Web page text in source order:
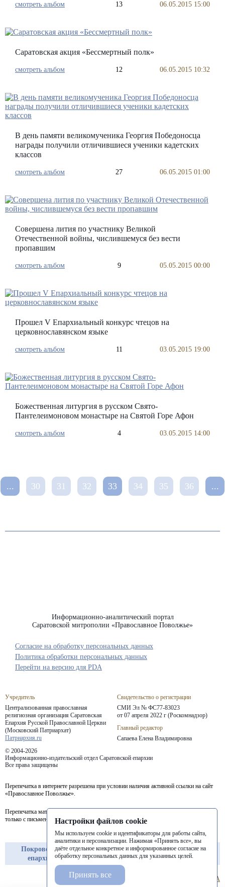
смотреть альбом 13 06.05.2015 15:00
Cаратовская акция «Бессмертный полк»
смотреть альбом 12 06.05.2015 10:32
В день памяти великомученика Георгия Победоносца
награды получили отличившиеся ученики кадетских
классов
смотреть альбом 27 06.05.2015 01:00
Совершена лития по участнику Великой
Отечественной войны, числившемуся без вести
пропавшим
смотреть альбом 9 05.05.2015 00:00
Прошел V Епархиальный конкурс чтецов на
церковнославянском языке
смотреть альбом 11 03.05.2015 19:00
Божественная литургия в русском Свято-
Пантелеимоновом монастыре на Святой Горе Афон
смотреть альбом 4 03.05.2015 14:00
... 30 31 32 33 34 35 36 ...
Информационно-аналитический портал
Саратовской митрополии «Православное Поволжье»
Учредитель
Централизованная православная
религиозная организация Саратовская
Епархия Русской Православной Церкви
(Московский Патриархат)
Патриархия.ru
Свидетельство о регистрации
СМИ Эл № ФС77-83023
от 07 апреля 2022 г (Роскомнадзор)
Главный редактор
Сапаева Елена Владимировна
© 2004-2026
Информационно-издательский отдел Саратовской епархии
Все права защищены
Согласие на обработку персональных данных
Политика обработки персональных данных
Перепечатка в интернете разрешена при условии наличия активной ссылки на сайт
«Православное Поволжье».
Перепечатка материалов портала в печатных изданиях (книгах, прессе) возможна
только с письменного разрешения редакции.
Покровская
епархия
Балашовская
епархия
Балаковская
епархия
Перейти на версию для PDA
Настройки файлов cookie
Мы используем cookie и идентификаторы для работы сайта,
аналитики и персонализации. Нажимая «Принять все», вы
даёте отдельное конкретное и информированное согласие на
обработку персональных данных для указанных целей.
Принять все